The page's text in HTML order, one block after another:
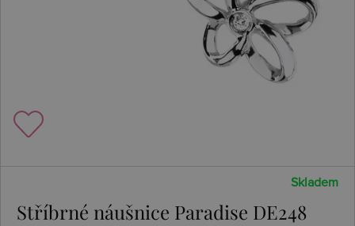
Skladem
Stříbrné náušnice Paradise DE248